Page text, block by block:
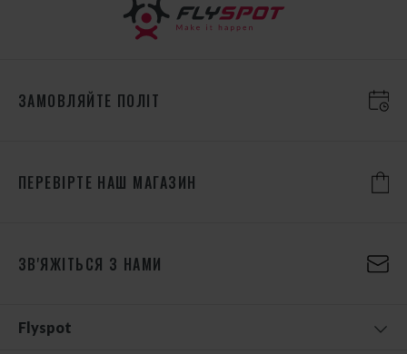
ЗАМОВЛЯЙТЕ ПОЛІТ
ПЕРЕВІРТЕ НАШ МАГАЗИН
ЗВ'ЯЖІТЬСЯ З НАМИ
Flyspot